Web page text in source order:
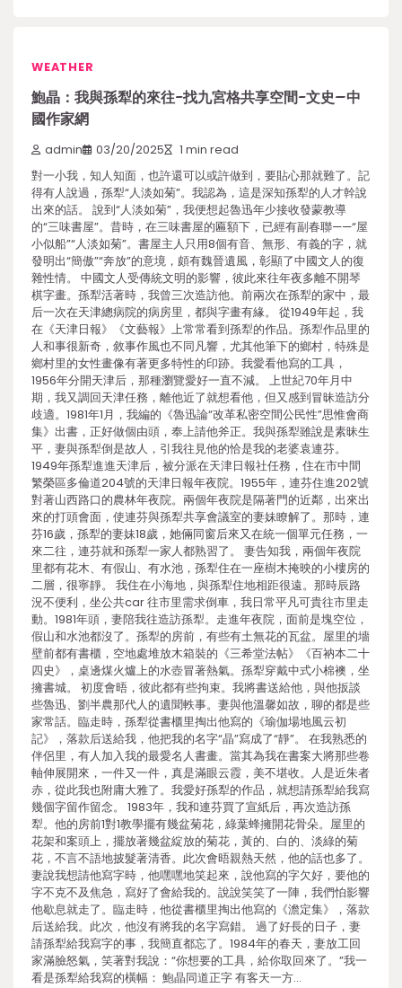
WEATHER
鮑晶：我與孫犁的來往-找九宮格共享空間-文史–中
國作家網
admin 03/20/2025 1 min read
對一小我，知人知面，也許還可以或許做到，要貼心那就難了。記
得有人說過，孫犁“人淡如菊”。我認為，這是深知孫犁的人才幹說
出來的話。 說到“人淡如菊”，我便想起魯迅年少接收發蒙教導
的“三味書屋”。昔時，在三味書屋的匾額下，已經有副春聯——“屋
小似船”“人淡如菊”。書屋主人只用8個有音、無形、有義的字，就
發明出“簡傲”“奔放”的意境，頗有魏晉遺風，彰顯了中國文人的復
雜性情。 中國文人受傳統文明的影響，彼此來往年夜多離不開琴
棋字畫。孫犁活著時，我曾三次造訪他。前兩次在孫犁的家中，最
后一次在天津總病院的病房里，都與字畫有緣。 從1949年起，我
在《天津日報》《文藝報》上常常看到孫犁的作品。孫犁作品里的
人和事很新奇，敘事作風也不同凡響，尤其他筆下的鄉村，特殊是
鄉村里的女性畫像有著更多特性的印跡。我愛看他寫的工具，
1956年分開天津后，那種瀏覽愛好一直不減。 上世紀70年月中
期，我又調回天津任務，離他近了就想看他，但又感到冒昧造訪分
歧適。1981年1月，我編的《魯迅論“改革私密空間公民性”思惟會商
集》出書，正好做個由頭，奉上請他斧正。我與孫犁雖說是素昧生
平，妻與孫犁倒是故人，引我往見他的恰是我的老婆袁連芬。
1949年孫犁進進天津后，被分派在天津日報社任務，住在市中間
繁榮區多倫道204號的天津日報年夜院。1955年，連芬住進202號
對著山西路口的農林年夜院。兩個年夜院是隔著門的近鄰，出來出
來的打頭會面，使連芬與孫犁共享會議室的妻妹瞭解了。那時，連
芬16歲，孫犁的妻妹18歲，她倆同窗后來又在統一個單元任務，一
來二往，連芬就和孫犁一家人都熟習了。 妻告知我，兩個年夜院
里都有花木、有假山、有水池，孫犁住在一座樹木掩映的小樓房的
二層，很寧靜。 我住在小海地，與孫犁住地相距很遠。那時辰路
況不便利，坐公共car 往市里需求倒車，我日常平凡可貴往市里走
動。1981年頭，妻陪我往造訪孫犁。走進年夜院，面前是塊空位，
假山和水池都沒了。孫犁的房前，有些有土無花的瓦盆。屋里的墻
壁前都有書櫃，空地處堆放木箱裝的《三希堂法帖》《百衲本二十
四史》，桌邊煤火爐上的水壺冒著熱氣。孫犁穿戴中式小棉襖，坐
擁書城。 初度會晤，彼此都有些拘束。我將書送給他，與他扳談
些魯迅、劉半農那代人的遺聞軼事。妻與他溫馨如故，聊的都是些
家常話。臨走時，孫犁從書櫃里掏出他寫的《瑜伽場地風云初
記》，落款后送給我，他把我的名字“晶”寫成了“靜”。 在我熟悉的
伴侶里，有人加入我的最愛名人書畫。當其為我在書案大將那些卷
軸伸展開來，一件又一件，真是滿眼云霞，美不堪收。人是近朱者
赤，從此我也附庸大雅了。我愛好孫犁的作品，就想請孫犁給我寫
幾個字留作留念。 1983年，我和連芬買了宣紙后，再次造訪孫
犁。他的房前1對1教學擺有幾盆菊花，綠葉蜂擁開花骨朵。屋里的
花架和案頭上，擺放著幾盆綻放的菊花，黃的、白的、淡綠的菊
花，不言不語地披髮著清香。此次會晤親熱天然，他的話也多了。
妻說我想請他寫字時，他嘿嘿地笑起來，說他寫的字欠好，要他的
字不克不及焦急，寫好了會給我的。說說笑笑了一陣，我們怕影響
他歇息就走了。臨走時，他從書櫃里掏出他寫的《澹定集》，落款
后送給我。此次，他沒有將我的名字寫錯。 過了好長的日子，妻
請孫犁給我寫字的事，我簡直都忘了。1984年的春天，妻放工回
家滿臉怒氣，笑著對我說：“你想要的工具，給你取回來了。”我一
看是孫犁給我寫的橫幅： 鮑晶同道正字 有客天一方…